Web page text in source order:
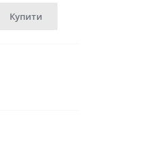
Купити